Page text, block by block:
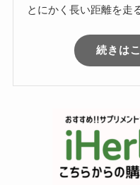
とにかく長い距離を走
続きは